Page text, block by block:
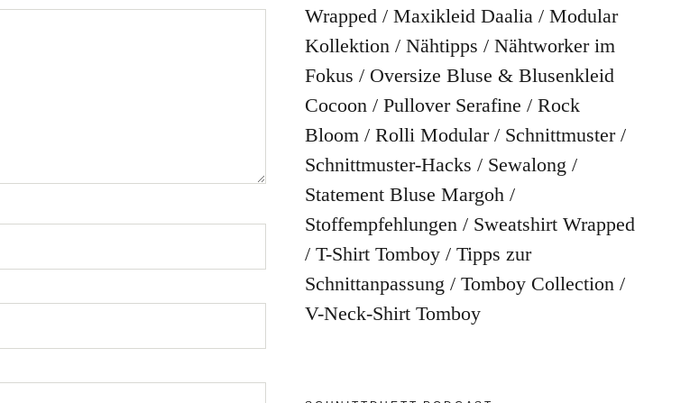
Wrapped
Maxikleid Daalia
Modular
Kollektion
Nähtipps
Nähtworker im
Fokus
Oversize Bluse & Blusenkleid
Cocoon
Pullover Serafine
Rock
Bloom
Rolli Modular
Schnittmuster
Schnittmuster-Hacks
Sewalong
Statement Bluse Margoh
Stoffempfehlungen
Sweatshirt Wrapped
T-Shirt Tomboy
Tipps zur
Schnittanpassung
Tomboy Collection
V-Neck-Shirt Tomboy